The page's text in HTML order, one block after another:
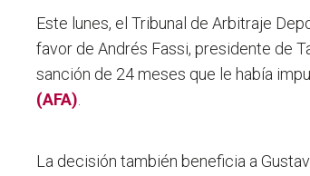
Este lunes, el Tribunal de Arbitraje
favor de Andrés Fassi, presidente de
sanción de 24 meses que le había
(AFA)
La decisión también beneficia a